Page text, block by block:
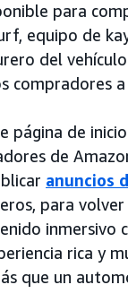
para
equipo de
del
compradores
página de
de
anuncios
para
inmersivo
rica y
que un